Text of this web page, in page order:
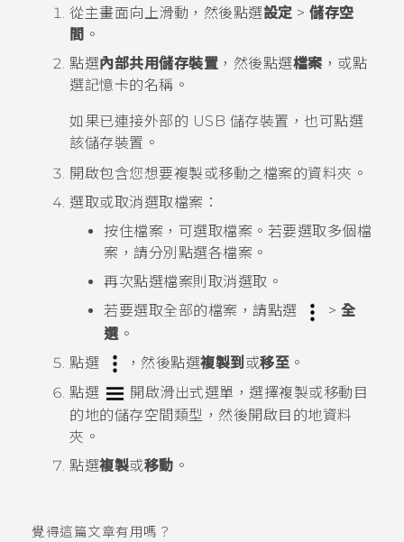
從主畫面向上滑動，然後點選設定 > 儲存空
間 。
點選內部共用儲存裝置 ，然後點選檔案 ，或點
選記憶卡的名稱。
如果已連接外部的 USB 儲存裝置，也可點選
該儲存裝置。
開啟包含您想要複製或移動之檔案的資料夾。
選取或取消選取檔案：
按住檔案，可選取檔案。若要選取多個檔
案，請分別點選各檔案。
再次點選檔案則取消選取。
若要選取全部的檔案，請點選
> 全
選 。
點選
，然後點選複製到 或移至 。
點選
開啟滑出式選單，選擇複製或移動目
的地的儲存空間類型，然後開啟目的地資料
夾。
點選複製或移動 。
覺得這篇文章有用嗎？